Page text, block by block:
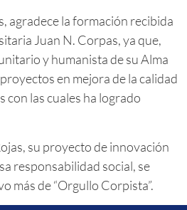
agradece la formación recibida
Juan N. Corpas, ya que,
y humanista de su Alma
en mejora de la calidad
con las cuales ha logrado
su proyecto de innovación
responsabilidad social, se
más de “Orgullo Corpista”.